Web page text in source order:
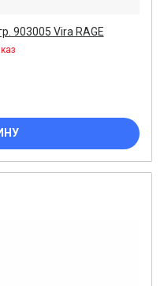
903005 Vira RAGE